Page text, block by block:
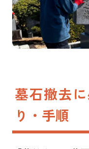
墓石撤去
り・手順